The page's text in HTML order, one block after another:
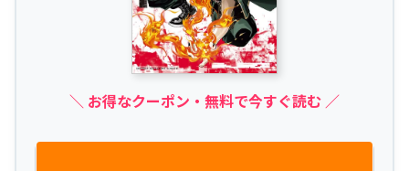
＼ お得なクーポン・無料で今すぐ読む ／